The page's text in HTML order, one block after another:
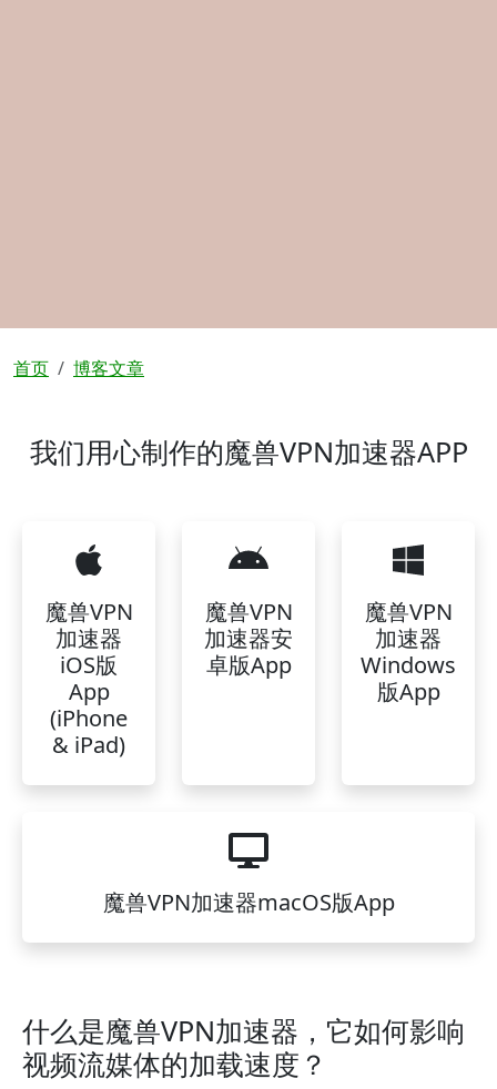
面包屑
首页 博客文章
我们用心制作的魔兽VPN加速器APP
魔兽VPN
加速器
iOS版
App
(iPhone
& iPad)
魔兽VPN
加速器安
卓版App
魔兽VPN
加速器
Windows
版App
魔兽VPN加速器macOS版App
什么是魔兽VPN加速器，它如何影响
视频流媒体的加载速度？